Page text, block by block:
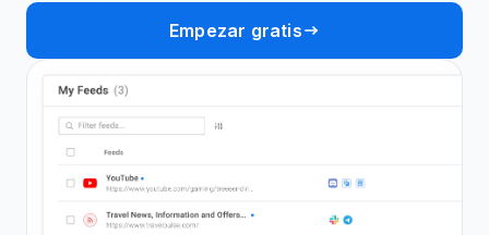
Empezar gratis